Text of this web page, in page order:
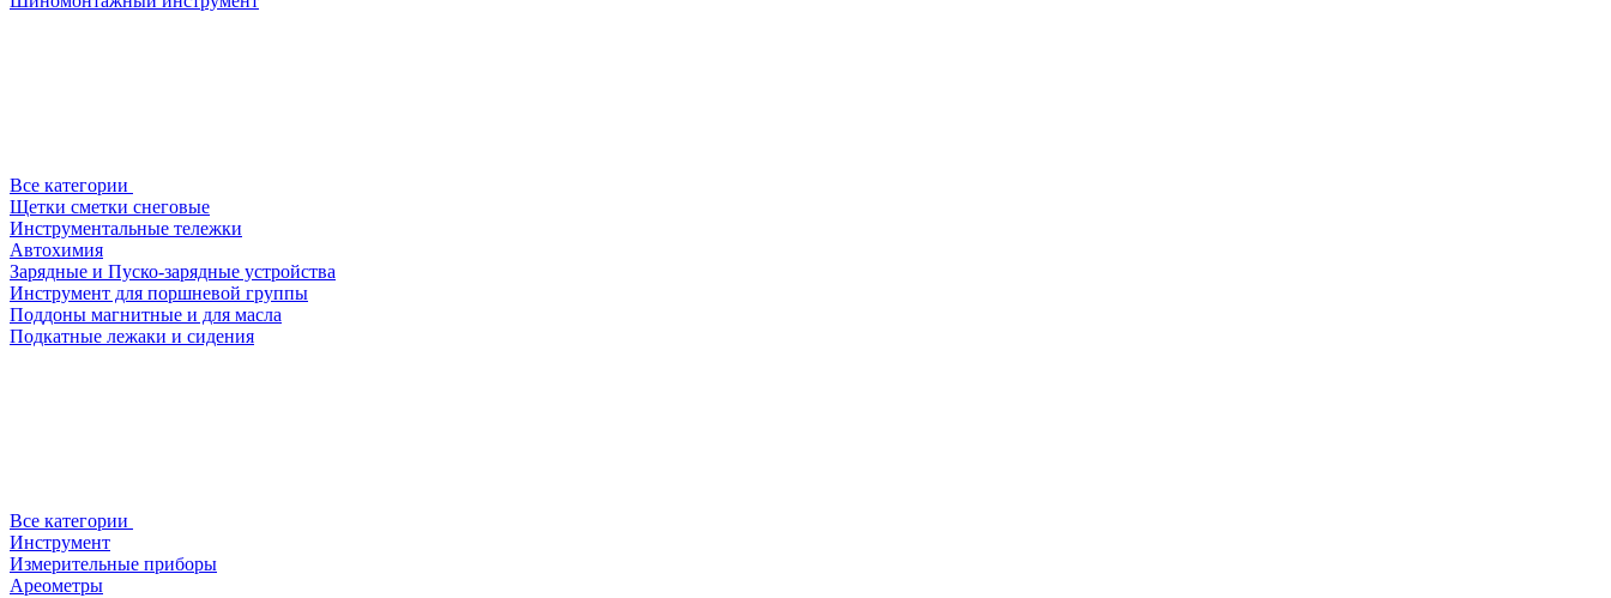
Все категории
Щетки сметки снеговые
Инструментальные тележки
Автохимия
Зарядные и Пуско-зарядные устройства
Инструмент для поршневой группы
Поддоны магнитные и для масла
Подкатные лежаки и сидения
Все категории
Инструмент
Измерительные приборы
Ареометры